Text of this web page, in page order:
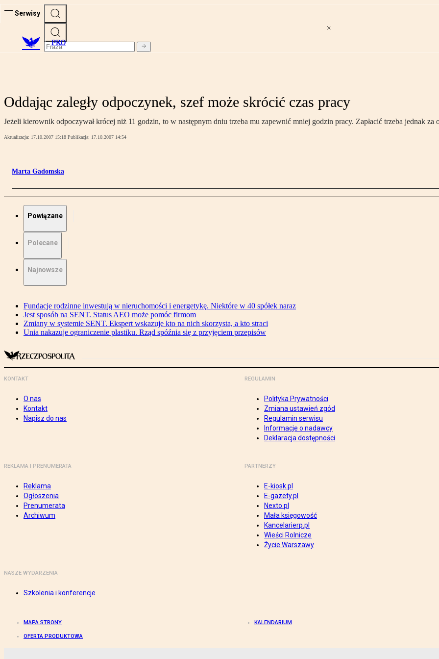
Serwisy
PRO
Oddając zaległy odpoczynek, szef może skrócić czas pracy
Jeżeli kierownik odpoczywał krócej niż 11 godzin, to w następnym dniu trzeba mu zapewnić mniej godzin pracy. Zapłacić trzeba jednak za
Aktualizacja: 17.10.2007 15:18 Publikacja: 17.10.2007 14:54
Marta Gadomska
Powiązane
Polecane
Najnowsze
Fundacje rodzinne inwestują w nieruchomości i energetykę. Niektóre w 40 spółek naraz
Jest sposób na SENT. Status AEO może pomóc firmom
Zmiany w systemie SENT. Ekspert wskazuje kto na nich skorzysta, a kto straci
Unia nakazuje ograniczenie plastiku. Rząd spóźnia się z przyjęciem przepisów
KONTAKT
O nas
Kontakt
Napisz do nas
REGULAMIN
Polityka Prywatności
Zmiana ustawień zgód
Regulamin serwisu
Informacje o nadawcy
Deklaracja dostępności
REKLAMA I PRENUMERATA
Reklama
Ogłoszenia
Prenumerata
Archiwum
PARTNERZY
E-kiosk.pl
E-gazety.pl
Nexto.pl
Mała księgowość
Kancelarierp.pl
Wieści Rolnicze
Życie Warszawy
NASZE WYDARZENIA
Szkolenia i konferencje
MAPA STRONY KALENDARIUM
OFERTA PRODUKTOWA